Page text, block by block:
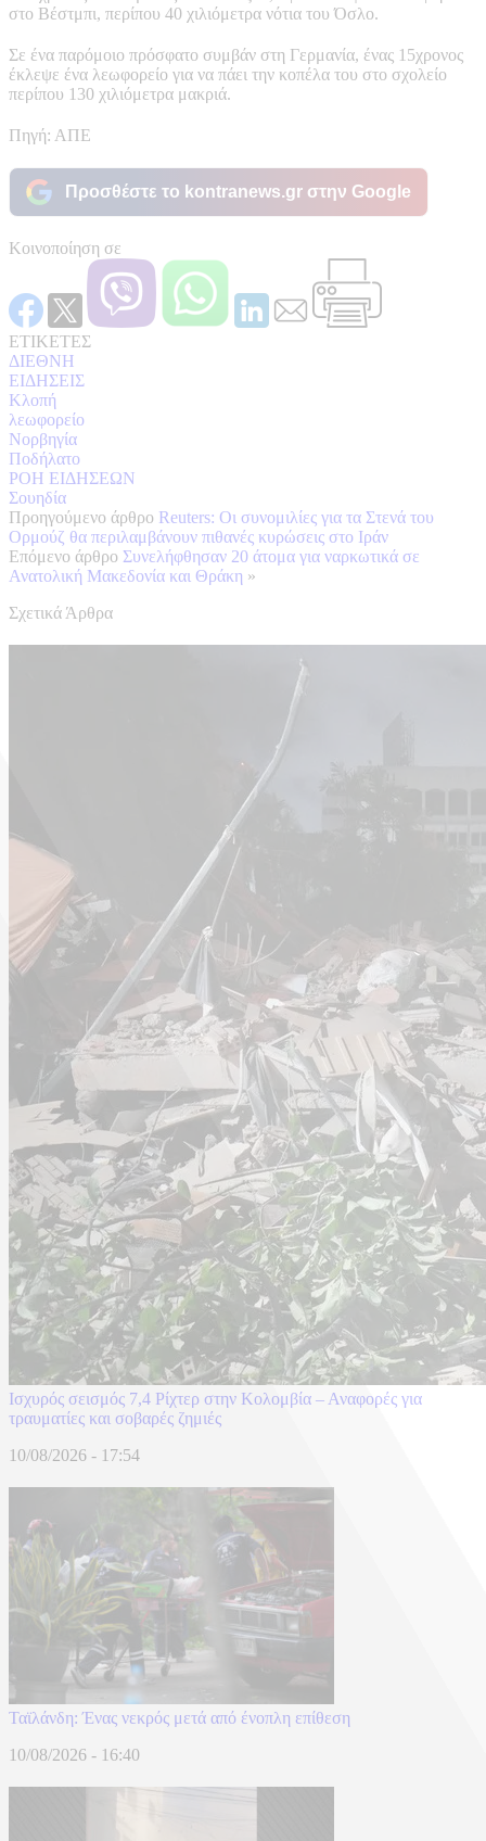
στο Βέστμπι, περίπου 40 χιλιόμετρα νότια του Όσλο.
Σε ένα παρόμοιο πρόσφατο συμβάν στη Γερμανία, ένας 15χρονος
έκλεψε ένα λεωφορείο για να πάει την κοπέλα του στο σχολείο
περίπου 130 χιλιόμετρα μακριά.
Πηγή: ΑΠΕ
Προσθέστε το kontranews.gr στην Google
Κοινοποίηση σε
ΕΤΙΚΕΤΕΣ
ΔΙΕΘΝΗ
ΕΙΔΗΣΕΙΣ
Κλοπή
λεωφορείο
Νορβηγία
Ποδήλατο
ΡΟΗ ΕΙΔΗΣΕΩΝ
Σουηδία
Προηγούμενο άρθρο Reuters: Οι συνομιλίες για τα Στενά του
Ορμούζ θα περιλαμβάνουν πιθανές κυρώσεις στο Ιράν
Επόμενο άρθρο Συνελήφθησαν 20 άτομα για ναρκωτικά σε
Ανατολική Μακεδονία και Θράκη »
Σχετικά Άρθρα
Ισχυρός σεισμός 7,4 Ρίχτερ στην Κολομβία – Αναφορές για
τραυματίες και σοβαρές ζημιές
10/08/2026 - 17:54
Ταϊλάνδη: Ένας νεκρός μετά από ένοπλη επίθεση
10/08/2026 - 16:40